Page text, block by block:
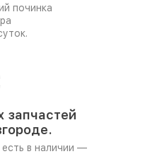
починка
в наличии —